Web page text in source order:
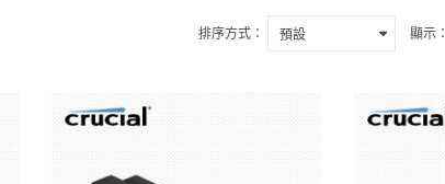
排序方式： 顯示：